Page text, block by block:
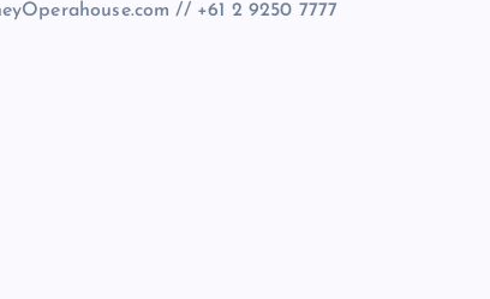
// +61 2 9250 7777